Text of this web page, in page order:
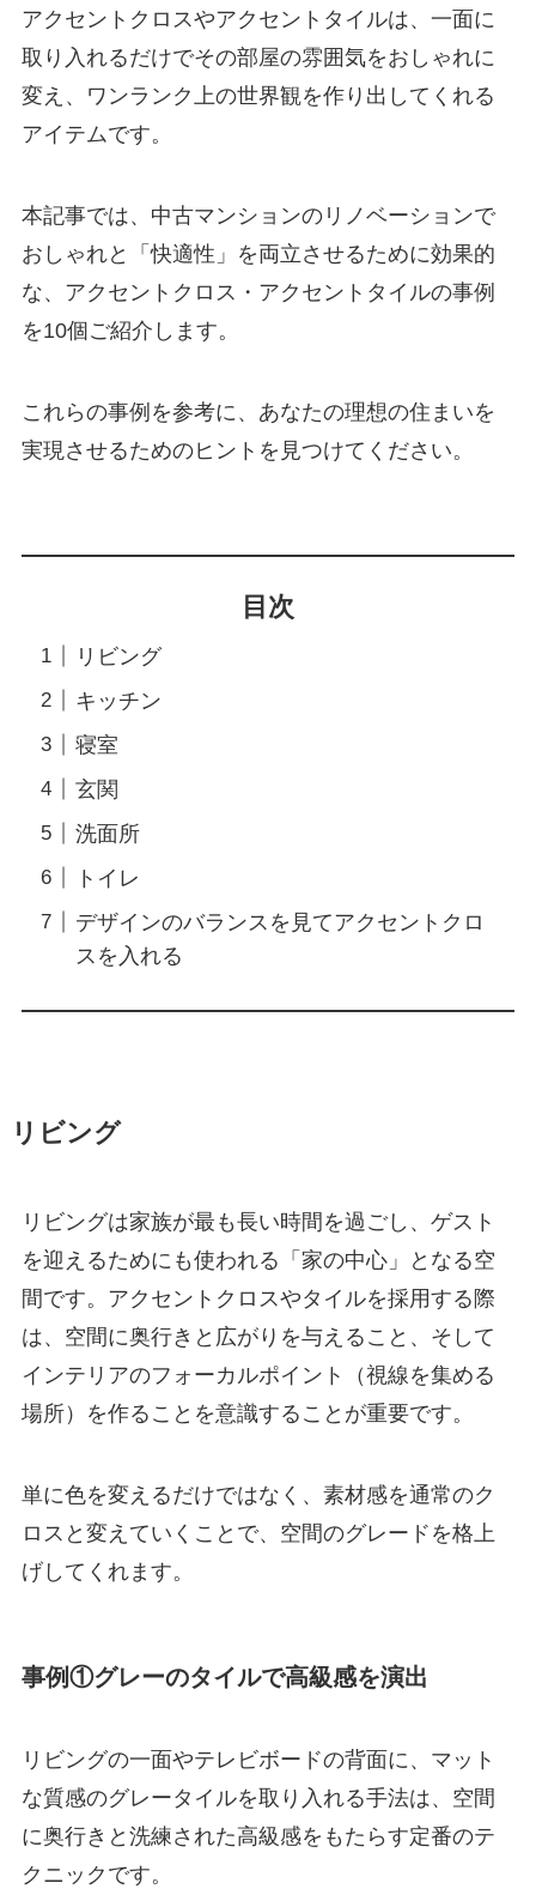
アクセントクロスやアクセントタイルは、一面に
取り入れるだけでその部屋の雰囲気をおしゃれに
変え、ワンランク上の世界観を作り出してくれる
アイテムです。
本記事では、中古マンションのリノベーションで
おしゃれと「快適性」を両立させるために効果的
な、アクセントクロス・アクセントタイルの事例
を10個ご紹介します。
これらの事例を参考に、あなたの理想の住まいを
実現させるためのヒントを見つけてください。
目次
リビング
キッチン
寝室
玄関
洗面所
トイレ
デザインのバランスを見てアクセントクロ
スを入れる
リビング
リビングは家族が最も長い時間を過ごし、ゲスト
を迎えるためにも使われる「家の中心」となる空
間です。アクセントクロスやタイルを採用する際
は、空間に奥行きと広がりを与えること、そして
インテリアのフォーカルポイント（視線を集める
場所）を作ることを意識することが重要です。
単に色を変えるだけではなく、素材感を通常のク
ロスと変えていくことで、空間のグレードを格上
げしてくれます。
事例①グレーのタイルで高級感を演出
リビングの一面やテレビボードの背面に、マット
な質感のグレータイルを取り入れる手法は、空間
に奥行きと洗練された高級感をもたらす定番のテ
クニックです。